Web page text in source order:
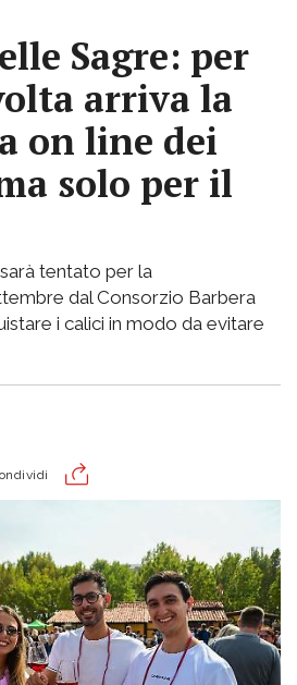
Sagre: per
arriva la
on line dei
solo per il
tentato per la
dal Consorzio Barbera
i calici in modo da evitare